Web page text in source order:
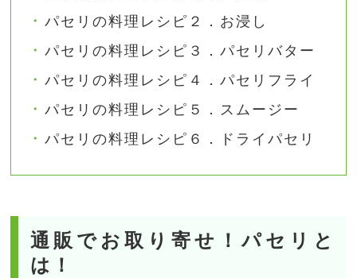
パセリの料理レシピ２．お浸し
パセリの料理レシピ３．パセリバター
パセリの料理レシピ４．パセリフライ
パセリの料理レシピ５．スムージー
パセリの料理レシピ６．ドライパセリ
通販でお取り寄せ！パセリと
は！